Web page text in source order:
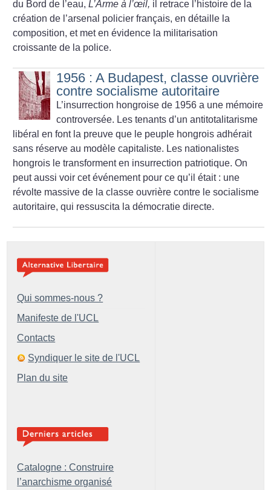
du Bord de l’eau,L’Arme à l’œil, il retrace l’histoire de la
création de l’arsenal policier français, en détaille la
composition, et met en évidence la militarisation
croissante de la police.
1956 : A Budapest, classe ouvrière
contre socialisme autoritaire
L’insurrection hongroise de 1956 a une mémoire
controversée. Les tenants d’un antitotalitarisme
libéral en font la preuve que le peuple hongrois adhérait
sans réserve au modèle capitaliste. Les nationalistes
hongrois le transforment en insurrection patriotique. On
peut aussi voir cet événement pour ce qu’il était : une
révolte massive de la classe ouvrière contre le socialisme
autoritaire, qui ressuscita la démocratie directe.
Qui sommes-nous ?
Manifeste de l'UCL
Contacts
Syndiquer le site de l'UCL
Plan du site
Catalogne : Construire
l’anarchisme organisé